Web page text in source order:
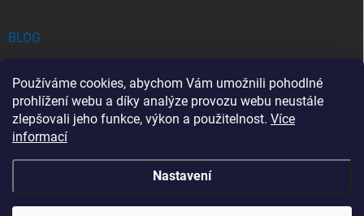
Používáme cookies, abychom Vám umožnili pohodlné
prohlížení webu a díky analýze provozu webu neustále
zlepšovali jeho funkce, výkon a použitelnost. Více
informací
Nastavení
BLOG
Povinný obsah autolékárničky v roce 2026: co musí obsahovat a na
co si dát pozor
Sportovní lékárnička: Jak si vybrat a co by měla obsahovat?